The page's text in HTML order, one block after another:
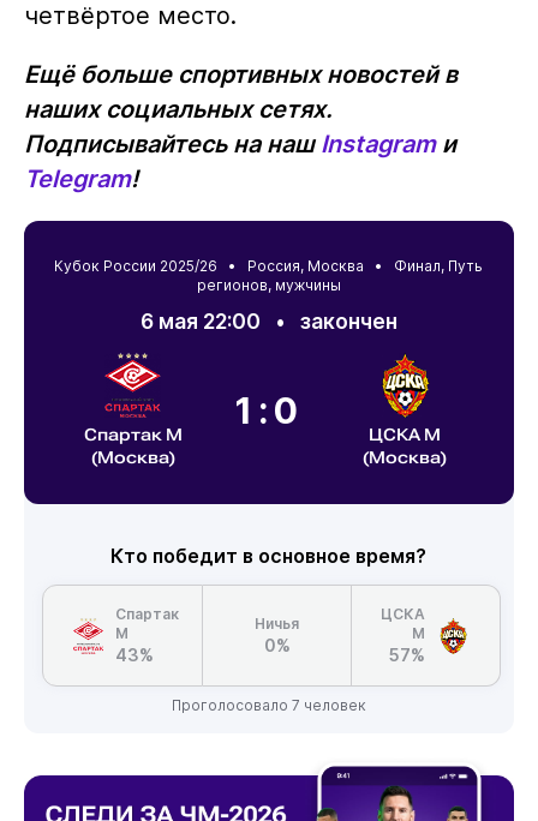
четвёртое место.
Ещё больше спортивных новостей в
наших социальных сетях.
Подписывайтесь на нашInstagramи
Telegram!
Кубок России 2025/26 • Россия, Москва • Финал, Путь
регионов, мужчины
6 мая 22:00 • закончен
Спартак М
(Москва)
1:0
ЦСКА М
(Москва)
Кто победит в основное время?
Спартак
М
43%
Ничья
0%
ЦСКА
М
57%
Проголосовало 7 человек